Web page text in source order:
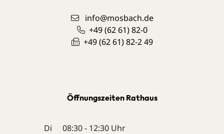
info@mosbach.de
+49 (62 61) 82-0
+49 (62 61) 82-2 49
Öffnungszeiten Rathaus
Di
08:30 - 12:30 Uhr